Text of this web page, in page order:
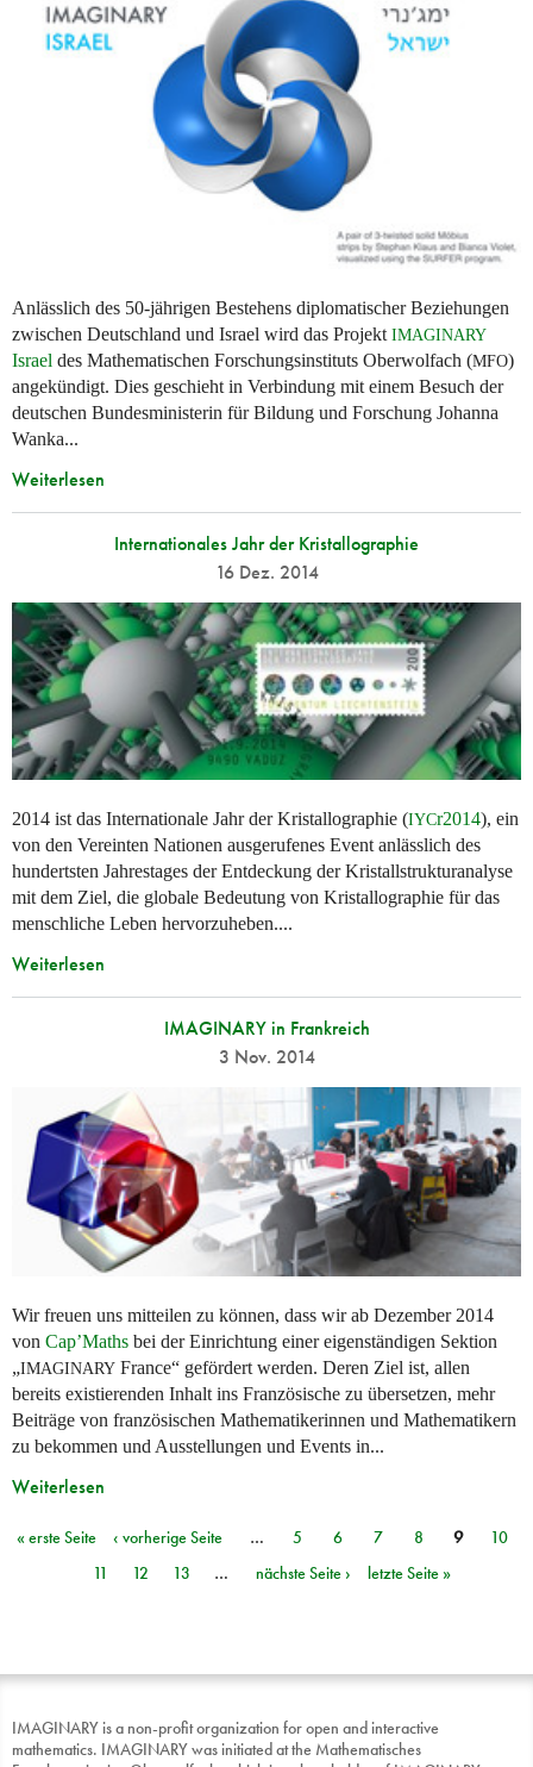
Anlässlich des 50-jährigen Bestehens diplomatischer Beziehungen
zwischen Deutschland und Israel wird das Projekt IMAGINARY
Israel des Mathematischen Forschungsinstituts Oberwolfach (MFO)
angekündigt. Dies geschieht in Verbindung mit einem Besuch der
deutschen Bundesministerin für Bildung und Forschung Johanna
Wanka...
Weiterlesen
Internationales Jahr der Kristallographie
16 Dez. 2014
2014 ist das Internationale Jahr der Kristallographie (IYCr2014), ein
von den Vereinten Nationen ausgerufenes Event anlässlich des
hundertsten Jahrestages der Entdeckung der Kristallstrukturanalyse
mit dem Ziel, die globale Bedeutung von Kristallographie für das
menschliche Leben hervorzuheben....
Weiterlesen
IMAGINARY in Frankreich
3 Nov. 2014
Wir freuen uns mitteilen zu können, dass wir ab Dezember 2014
von Cap’Maths bei der Einrichtung einer eigenständigen Sektion
„IMAGINARY France“ gefördert werden. Deren Ziel ist, allen
bereits existierenden Inhalt ins Französische zu übersetzen, mehr
Beiträge von französischen Mathematikerinnen und Mathematikern
zu bekommen und Ausstellungen und Events in...
Weiterlesen
Seiten
« erste Seite ‹ vorherige Seite … 5 6 7 8 9
10
11
12 13 … nächste Seite › letzte Seite »
IMAGINARY is a non-profit organization for open and interactive
mathematics. IMAGINARY was initiated at the Mathematisches